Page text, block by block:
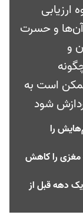
آن‌ها و حسرت
و
است به
شود
را
مغزی را کاهش
یک دهه قبل از